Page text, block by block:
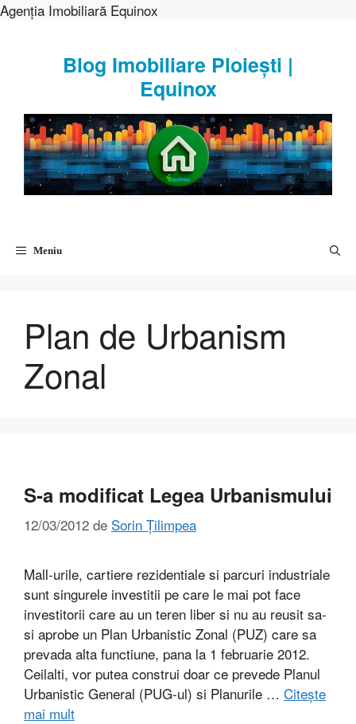
Agenția Imobiliară Equinox
Blog Imobiliare Ploiești |
Equinox
Meniu
Plan de Urbanism
Zonal
S-a modificat Legea Urbanismului
12/03/2012 de Sorin Țilimpea
Mall-urile, cartiere rezidentiale si parcuri industriale
sunt singurele investitii pe care le mai pot face
investitorii care au un teren liber si nu au reusit sa-
si aprobe un Plan Urbanistic Zonal (PUZ) care sa
prevada alta functiune, pana la 1 februarie 2012.
Ceilalti, vor putea construi doar ce prevede Planul
Urbanistic General (PUG-ul) si Planurile … Citește
mai mult